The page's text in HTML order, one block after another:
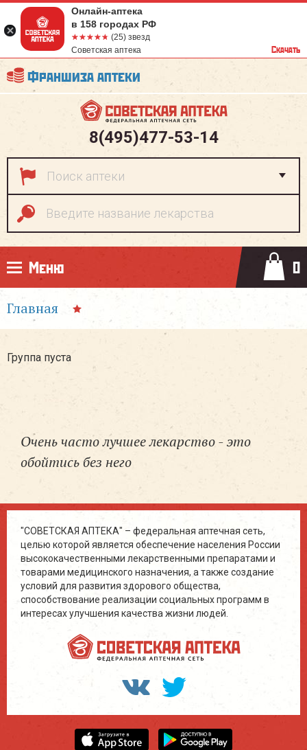
Франшиза аптеки
8(495)477-53-14
Меню 0
Главная
Группа пуста
Очень часто лучшее лекарство - это
обойтись без него
"СОВЕТСКАЯ АПТЕКА" – федеральная аптечная сеть,
целью которой является обеспечение населения России
высококачественными лекарственными препаратами и
товарами медицинского назначения, а также создание
условий для развития здорового общества,
способствование реализации социальных программ в
интересах улучшения качества жизни людей.
Онлайн-аптека
в 158 городах РФ
☆☆☆☆☆
★★★★★ (25) звезд
Советская аптека
Скачать